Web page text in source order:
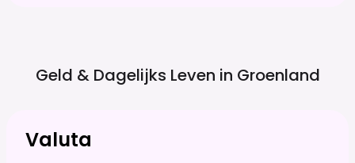
Geld & Dagelijks Leven in Groenland
Valuta